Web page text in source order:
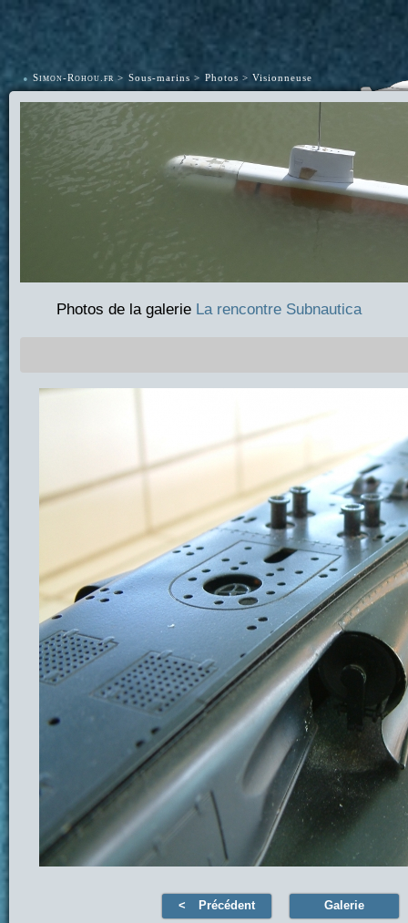
• Simon-Rohou.fr Sous-marins Photos Visionneuse
Photos de la galerie La rencontre Subnautica
Précédent Galerie